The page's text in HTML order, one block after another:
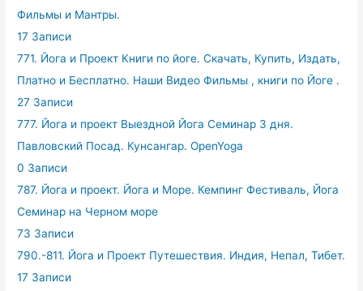
Фильмы и Мантры.
17 Записи
771. Йога и Проект Книги по йоге. Скачать, Купить, Издать,
Платно и Бесплатно. Наши Видео Фильмы , книги по Йоге .
27 Записи
777. Йога и проект Выездной Йога Семинар 3 дня.
Павловский Посад. Кунсангар. OpenYoga
0 Записи
787. Йога и проект. Йога и Море. Кемпинг Фестиваль, Йога
Семинар на Черном море
73 Записи
790.-811. Йога и Проект Путешествия. Индия, Непал, Тибет.
17 Записи